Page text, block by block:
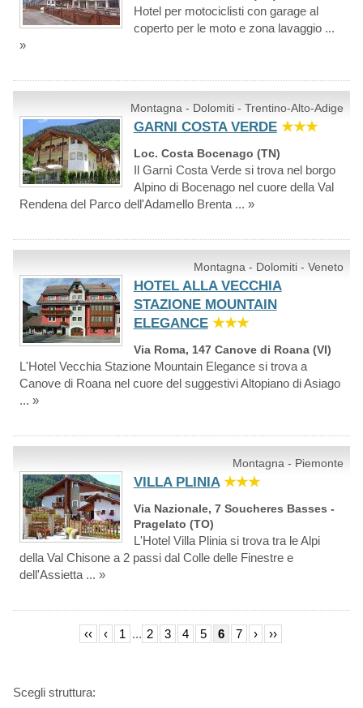
Hotel per motociclisti con garage al
coperto per le moto e zona lavaggio ...
»
Montagna - Dolomiti - Trentino-Alto-Adige
GARNI COSTA VERDE ★★★
Loc. Costa Bocenago (TN)
Il Garnì Costa Verde si trova nel borgo
Alpino di Bocenago nel cuore della Val
Rendena del Parco dell'Adamello Brenta ... »
Montagna - Dolomiti - Veneto
HOTEL ALLA VECCHIA
STAZIONE MOUNTAIN
ELEGANCE ★★★
Via Roma, 147 Canove di Roana (VI)
L'Hotel Vecchia Stazione Mountain Elegance si trova a
Canove di Roana nel cuore del suggestivi Altopiano di Asiago
... »
Montagna - Piemonte
VILLA PLINIA ★★★
Via Nazionale, 7 Soucheres Basses -
Pragelato (TO)
L'Hotel Villa Plinia si trova tra le Alpi
della Val Chisone a 2 passi dal Colle delle Finestre e
dell'Assietta ... »
‹‹ ‹ 1 ... 2 3 4 5 6 7 › ››
Scegli struttura: